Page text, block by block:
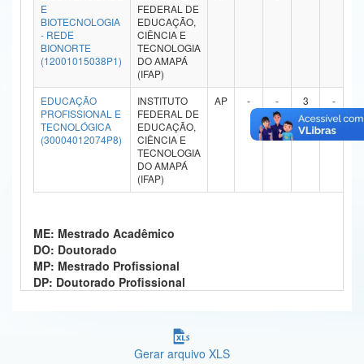
Ministério da Ciência, Tecnologia, Inovações e Comunicações
Ministério do Meio Ambiente
Ministério do Turismo
Ministério do Desenvolvimento Regional
Controladoria-Geral da União
Ministério da Mulher, da Família e dos Direitos Humanos
Secretaria de Governo
Gabinete de Segurança Institucional
E
BIOTECNOLOGIA
- REDE
BIONORTE
(12001015038P1)
FEDERAL DE
EDUCAÇÃO,
CIÊNCIA E
TECNOLOGIA
DO AMAPÁ
(IFAP)
EDUCAÇÃO
PROFISSIONAL E
TECNOLÓGICA
(30004012074P8)
INSTITUTO
FEDERAL DE
EDUCAÇÃO,
CIÊNCIA E
TECNOLOGIA
DO AMAPÁ
(IFAP)
AP - - 3 -
ME: Mestrado Acadêmico
DO: Doutorado
MP: Mestrado Profissional
DP: Doutorado Profissional
Gerar arquivo XLS